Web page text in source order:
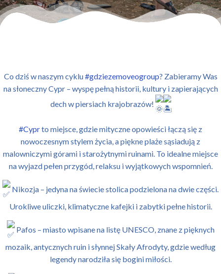
Co dziś w naszym cyklu#gdziezemoveogroup? Zabieramy Was
na słoneczny Cypr – wyspę pełną historii, kultury i zapierających
dech w piersiach krajobrazów!
#Cyprto miejsce, gdzie mityczne opowieści łączą się z
nowoczesnym stylem życia, a piękne plaże sąsiadują z
malowniczymi górami i starożytnymi ruinami. To idealne miejsce
na wyjazd pełen przygód, relaksu i wyjątkowych wspomnień.
Nikozja – jedyna na świecie stolica podzielona na dwie części.
Urokliwe uliczki, klimatyczne kafejki i zabytki pełne historii.
Pafos – miasto wpisane na listę UNESCO, znane z pięknych
mozaik, antycznych ruin i słynnej Skały Afrodyty, gdzie według
legendy narodziła się bogini miłości.